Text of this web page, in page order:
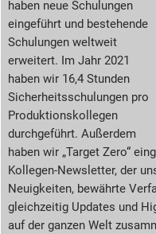
haben neue Schulungen
eingeführt und bestehende
Schulungen weltweit
erweitert. Im Jahr 2021
haben wir 16,4 Stunden
Sicherheitsschulungen pro
Produktionskollegen
durchgeführt. Außerdem
haben wir „Target Zero“
Kollegen-Newsletter, der
Neuigkeiten, bewährte
gleichzeitig Updates und
auf der ganzen Welt